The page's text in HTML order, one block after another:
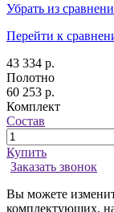
Убрать из
Перейти к
43 334 р.
Полотно
60 253 р.
Комплект
Состав
Купить
Заказать звонок
Вы можете
комплектующих,